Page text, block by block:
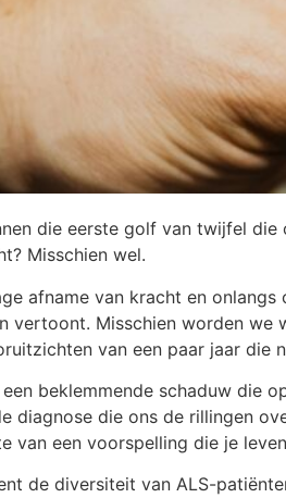
die eerste golf van twijfel die
Misschien wel.
afname van kracht en
vertoont. Misschien worden
van een paar jaar die
beklemmende schaduw die
diagnose die ons de rillingen
van een voorspelling die je
de diversiteit van ALS-